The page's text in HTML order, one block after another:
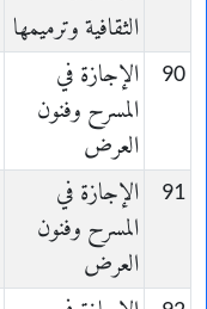
الثقافية وترميمها
90
الإجازة في
المسرح وفنون
العرض
91
الإجازة في
المسرح وفنون
العرض